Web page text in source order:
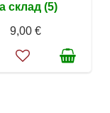
склад (5)
9,00 €